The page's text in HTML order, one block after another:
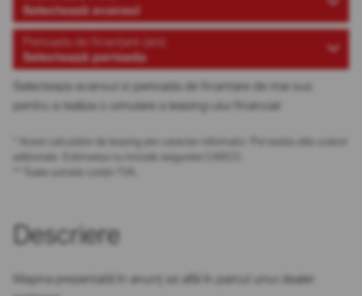
Selectează avansul
Perioada de finanțare (ani)
Selectează perioada
Selecteaza avansul si perioada de finantare de mai sus
pentru a realiza o simulare a leasing-ului financiar.
* Acest calculator de leasing are caracter informativ. Pot exista alte costuri
adiționale. Estimarea nu include asigurare CASCO.
** Toate sumele conțin TVA.
Descriere
Mașina prezentată în anunț se află în parcul unui dealer